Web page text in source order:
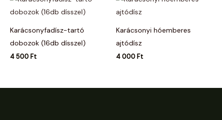
Karácsonyfadísz-tartó
dobozok (16db dísszel)
4 500 Ft
Karácsonyi hóemberes
ajtódísz
4 000 Ft